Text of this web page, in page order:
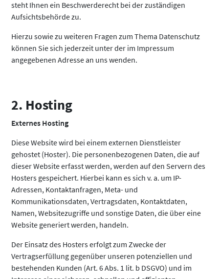
steht Ihnen ein Beschwerderecht bei der zuständigen
Aufsichtsbehörde zu.
Hierzu sowie zu weiteren Fragen zum Thema Datenschutz
können Sie sich jederzeit unter der im Impressum
angegebenen Adresse an uns wenden.
2. Hosting
Externes Hosting
Diese Website wird bei einem externen Dienstleister
gehostet (Hoster). Die personenbezogenen Daten, die auf
dieser Website erfasst werden, werden auf den Servern des
Hosters gespeichert. Hierbei kann es sich v. a. um IP-
Adressen, Kontaktanfragen, Meta- und
Kommunikationsdaten, Vertragsdaten, Kontaktdaten,
Namen, Websitezugriffe und sonstige Daten, die über eine
Website generiert werden, handeln.
Der Einsatz des Hosters erfolgt zum Zwecke der
Vertragserfüllung gegenüber unseren potenziellen und
bestehenden Kunden (Art. 6 Abs. 1 lit. b DSGVO) und im